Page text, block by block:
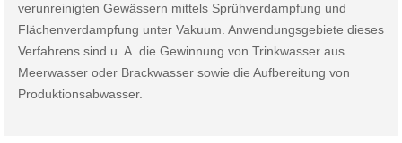
verunreinigten Gewässern mittels Sprühverdampfung und
Flächenverdampfung unter Vakuum. Anwendungsgebiete dieses
Verfahrens sind u. A. die Gewinnung von Trinkwasser aus
Meerwasser oder Brackwasser sowie die Aufbereitung von
Produktionsabwasser.